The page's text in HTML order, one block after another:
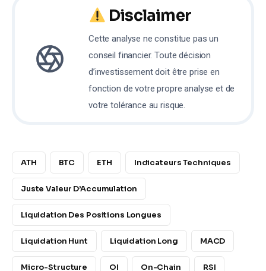
Disclaimer
Cette analyse ne constitue pas un
conseil financier. Toute décision
d’investissement doit être prise en
fonction de votre propre analyse et de
votre tolérance au risque.
ATH BTC ETH Indicateurs Techniques
Juste Valeur D’Accumulation
Liquidation Des Positions Longues
Liquidation Hunt Liquidation Long MACD
Micro-Structure OI On-Chain RSI